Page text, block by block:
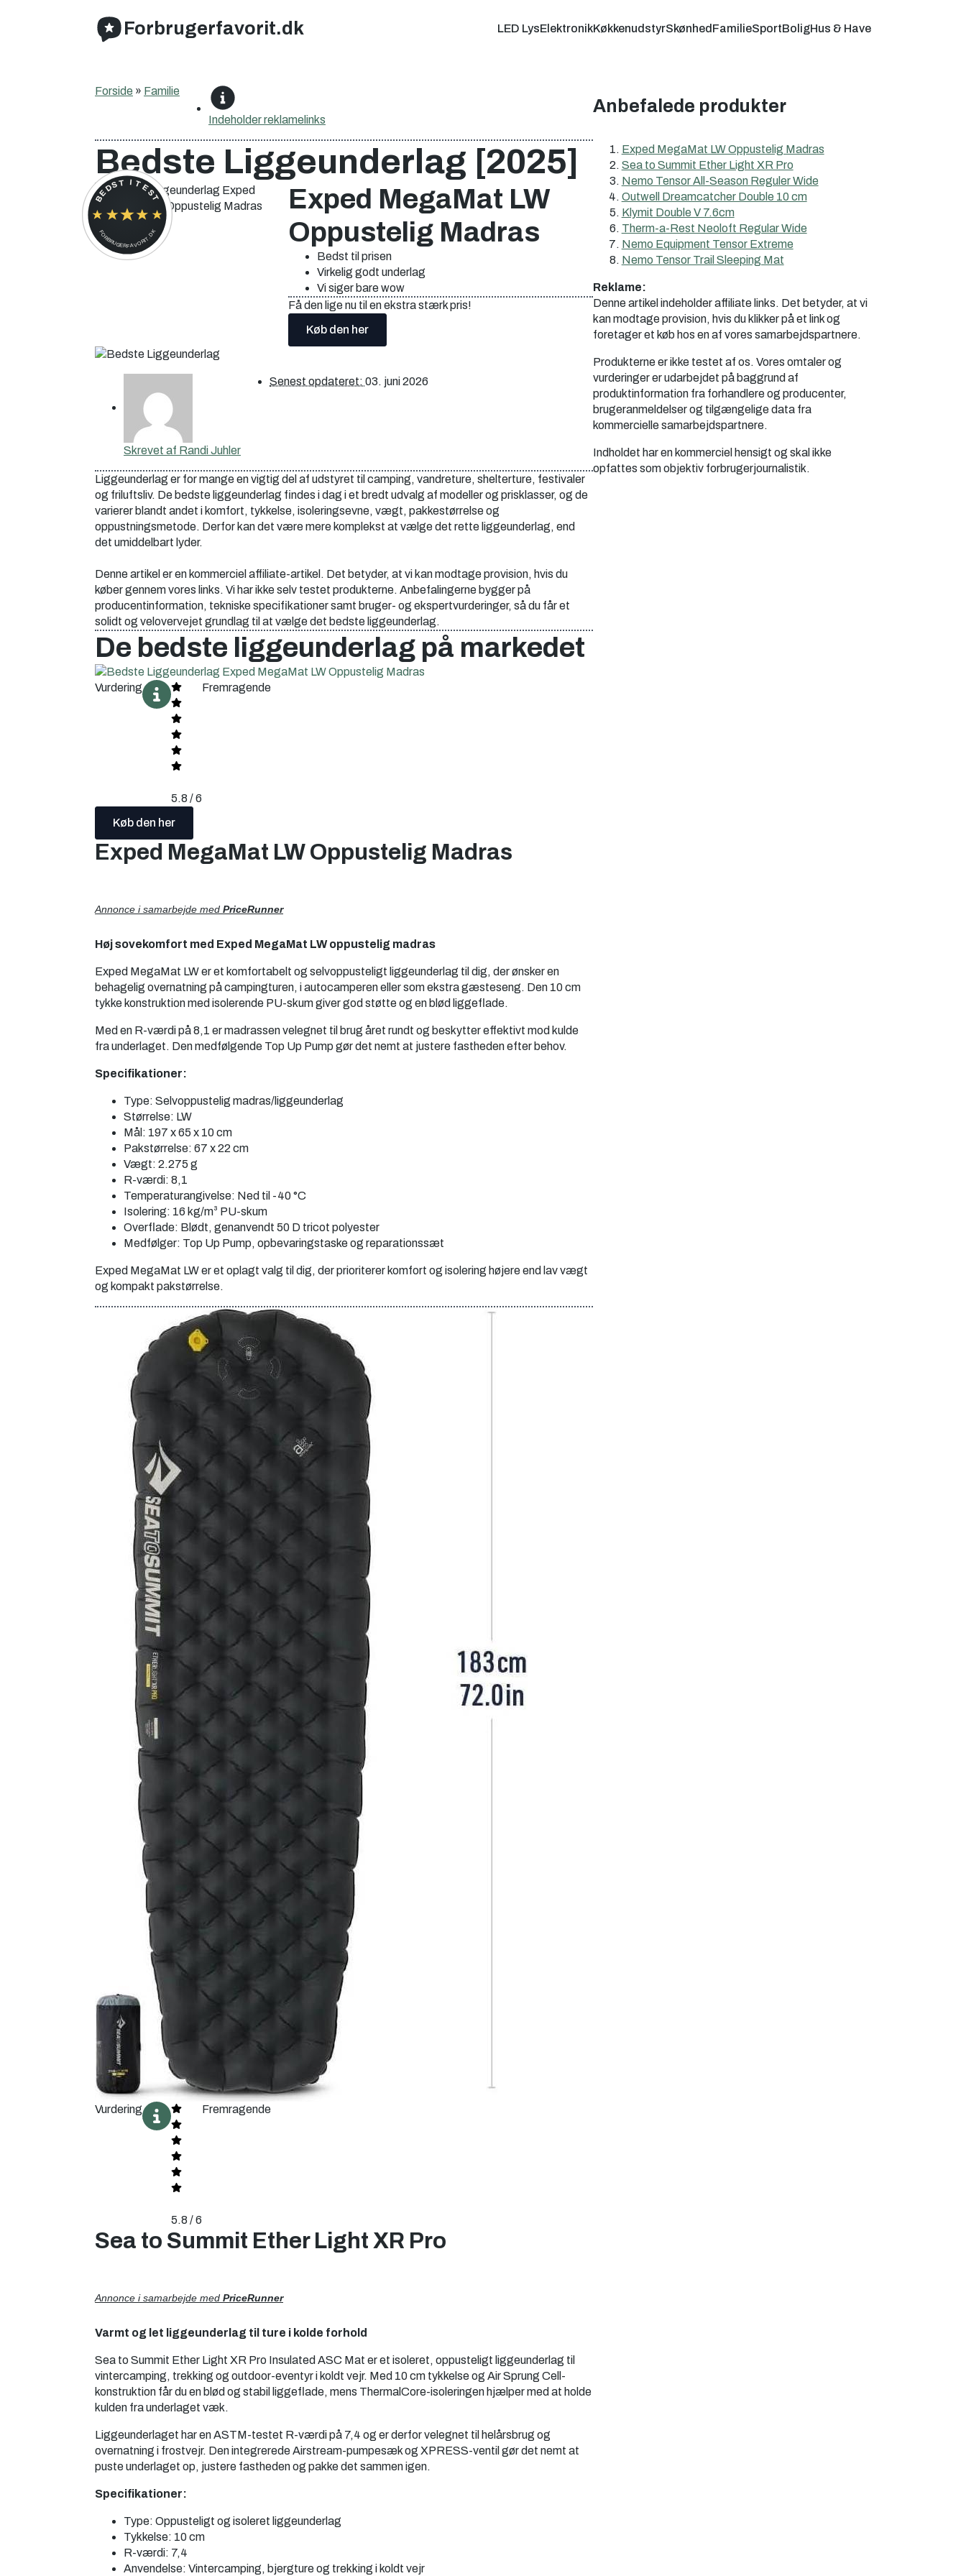
Forbrugerfavorit.dk LED LysElektronikKøkkenudstyrSkønhed FamilieSportBoligHus & Have
Forside » Familie
Indeholderreklamelinks
Bedste Liggeunderlag [2025]
BEDST I TEST
FORBRUGERFAVORIT.DK
Exped MegaMat LW
Oppustelig Madras
Bedst til prisen
Virkelig godt underlag
Vi siger bare wow
Få den lige nu til en ekstra stærk pris!
Køb den her
Skrevet af Randi Juhler
Senest opdateret: 03. juni 2026
Liggeunderlag er for mange en vigtig del af udstyret til camping, vandreture, shelterture, festivaler
og friluftsliv. De bedste liggeunderlag findes i dag i et bredt udvalg af modeller og prisklasser, og de
varierer blandt andet i komfort, tykkelse, isoleringsevne, vægt, pakkestørrelse og
oppustningsmetode. Derfor kan det være mere komplekst at vælge det rette liggeunderlag, end
det umiddelbart lyder.
Denne artikel er en kommerciel affiliate-artikel. Det betyder, at vi kan modtage provision, hvis du
køber gennem vores links. Vi har ikke selv testet produkterne. Anbefalingerne bygger på
producentinformation, tekniske specifikationer samt bruger- og ekspertvurderinger, så du får et
solidt og velovervejet grundlag til at vælge det bedste liggeunderlag.
De bedste liggeunderlag på markedet
Vurdering
5.8 / 6
Fremragende
Køb den her
Exped MegaMat LW Oppustelig Madras
Annonce i samarbejde med PriceRunner
Høj sovekomfort med Exped MegaMat LW oppustelig madras
Exped MegaMat LW er et komfortabelt og selvoppusteligt liggeunderlag til dig, der ønsker en
behagelig overnatning på campingturen, i autocamperen eller som ekstra gæsteseng. Den 10 cm
tykke konstruktion med isolerende PU-skum giver god støtte og en blød liggeflade.
Med en R-værdi på 8,1 er madrassen velegnet til brug året rundt og beskytter effektivt mod kulde
fra underlaget. Den medfølgende Top Up Pump gør det nemt at justere fastheden efter behov.
Specifikationer:
Type: Selvoppustelig madras/liggeunderlag
Størrelse: LW
Mål: 197 x 65 x 10 cm
Pakstørrelse: 67 x 22 cm
Vægt: 2.275 g
R-værdi: 8,1
Temperaturangivelse: Ned til -40 °C
Isolering: 16 kg/m³ PU-skum
Overflade: Blødt, genanvendt 50 D tricot polyester
Medfølger: Top Up Pump, opbevaringstaske og reparationssæt
Exped MegaMat LW er et oplagt valg til dig, der prioriterer komfort og isolering højere end lav vægt
og kompakt pakstørrelse.
Vurdering
5.8 / 6
Fremragende
Sea to Summit Ether Light XR Pro
Annonce i samarbejde med PriceRunner
Varmt og let liggeunderlag til ture i kolde forhold
Sea to Summit Ether Light XR Pro Insulated ASC Mat er et isoleret, oppusteligt liggeunderlag til
vintercamping, trekking og outdoor-eventyr i koldt vejr. Med 10 cm tykkelse og Air Sprung Cell-
konstruktion får du en blød og stabil liggeflade, mens ThermalCore-isoleringen hjælper med at holde
kulden fra underlaget væk.
Liggeunderlaget har en ASTM-testet R-værdi på 7,4 og er derfor velegnet til helårsbrug og
overnatning i frostvejr. Den integrerede Airstream-pumpesæk og XPRESS-ventil gør det nemt at
puste underlaget op, justere fastheden og pakke det sammen igen.
Specifikationer:
Type: Oppusteligt og isoleret liggeunderlag
Tykkelse: 10 cm
R-værdi: 7,4
Anvendelse: Vintercamping, bjergture og trekking i koldt vejr
Anbefalede produkter
Exped MegaMat LW Oppustelig Madras
Sea to Summit Ether Light XR Pro
Nemo Tensor All-Season Reguler Wide
Outwell Dreamcatcher Double 10 cm
Klymit Double V 7.6cm
Therm-a-Rest Neoloft Regular Wide
Nemo Equipment Tensor Extreme
Nemo Tensor Trail Sleeping Mat
Reklame:
Denne artikel indeholder affiliate links. Det betyder, at vi
kan modtage provision, hvis du klikker på et link og
foretager et køb hos en af vores samarbejdspartnere.
Produkterne er ikke testet af os. Vores omtaler og
vurderinger er udarbejdet på baggrund af
produktinformation fra forhandlere og producenter,
brugeranmeldelser og tilgængelige data fra
kommercielle samarbejdspartnere.
Indholdet har en kommerciel hensigt og skal ikke
opfattes som objektiv forbrugerjournalistik.